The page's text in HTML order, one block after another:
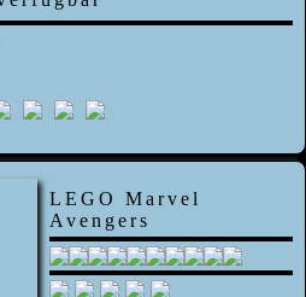
LEGO Marvel
Avengers